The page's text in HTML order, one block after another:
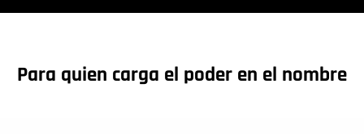
Para quien carga el poder en el nombre